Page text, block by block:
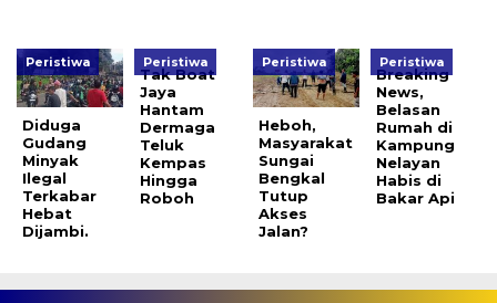
Peristiwa
Diduga
Gudang
Minyak
Ilegal
Terkabar
Hebat
Dijambi.
Peristiwa
Tak Boat
Jaya
Hantam
Dermaga
Teluk
Kempas
Hingga
Roboh
Peristiwa
Heboh,
Masyarakat
Sungai
Bengkal
Tutup
Akses
Jalan?
Peristiwa
Breaking
News,
Belasan
Rumah di
Kampung
Nelayan
Habis di
Bakar Api